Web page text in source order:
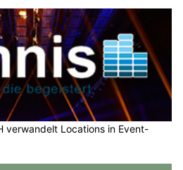
verwandelt Locations in Event-